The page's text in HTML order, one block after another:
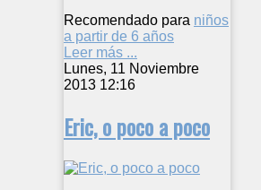
Recomendado para niños
a partir de 6 años
Leer más ...
Lunes, 11 Noviembre
2013 12:16
Eric, o poco a poco